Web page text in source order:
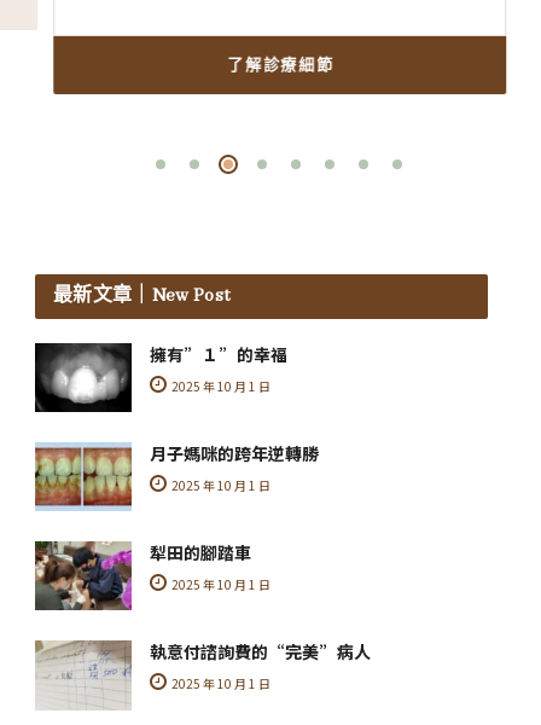
了解診療細節
最新文章 ｜New Post
擁有”１”的幸福
2025 年 10 月 1 日
月子媽咪的跨年逆轉勝
2025 年 10 月 1 日
犁田的腳踏車
2025 年 10 月 1 日
執意付諮詢費的“完美”病人
2025 年 10 月 1 日